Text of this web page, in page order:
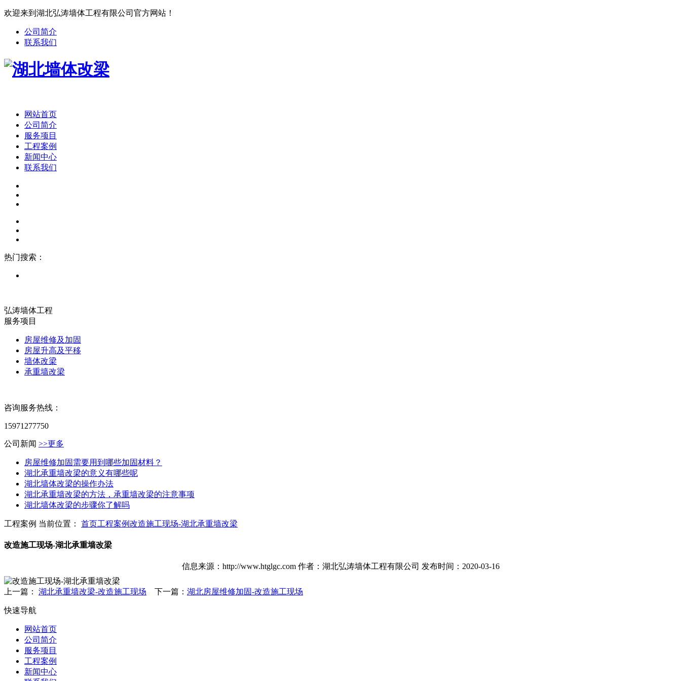
欢迎来到湖北弘涛墙体工程有限公司官方网站！
公司简介
联系我们
网站首页
公司简介
服务项目
工程案例
新闻中心
联系我们
热门搜索：
弘涛墙体工程
服务项目
房屋维修及加固
房屋升高及平移
墙体改梁
承重墙改梁
咨询服务热线：
15971277750
公司新闻 >>更多
房屋维修加固需要用到哪些加固材料？
湖北承重墙改梁的意义有哪些呢
湖北墙体改梁的操作办法
湖北承重墙改梁的方法，承重墙改梁的注意事项
湖北墙体改梁的步骤你了解吗
工程案例 当前位置： 首页工程案例改造施工现场-湖北承重墙改梁
改造施工现场-湖北承重墙改梁
信息来源：http://www.htglgc.com 作者：湖北弘涛墙体工程有限公司 发布时间：2020-03-16
上一篇： 湖北承重墙改梁-改造施工现场 下一篇： 湖北房屋维修加固-改造施工现场
快速导航
网站首页
公司简介
服务项目
工程案例
新闻中心